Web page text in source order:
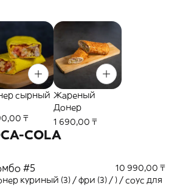
сырный
₸
Жареный
Донер
1 690,00 ₸
COLA
#5
10 990,00 ₸
куриный (3) / фри (3) / ) / соус для